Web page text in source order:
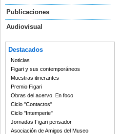
Publicaciones
Audiovisual
Destacados
Noticias
Figari y sus contemporáneos
Muestras itinerantes
Premio Figari
Obras del acervo. En foco
Ciclo "Contactos"
Ciclo "Intemperie"
Jornadas Figari pensador
Asociación de Amigos del Museo